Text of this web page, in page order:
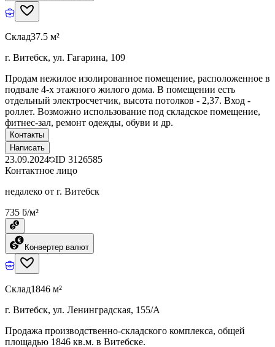
Склад37.5 м²
г. Витебск, ул. Гагарина, 109
Продам нежилое изолированное помещение, расположенное в
подвале 4-х этажного жилого дома. В помещении есть
отдельный электросчетчик, высота потолков - 2,37. Вход -
роллет. Возможно использование под складское помещение,
фитнес-зал, ремонт одежды, обуви и др.
Контакты
Написать
23.09.2024 ID 3126585
Контактное лицо
недалеко от г. Витебск
735 ƃ/м²
Конвертер валют
Склад1846 м²
г. Витебск, ул. Ленинградская, 155/А
Продажа производственно-складского комплекса, общей
площадью 1846 кв.м. в Витебске.